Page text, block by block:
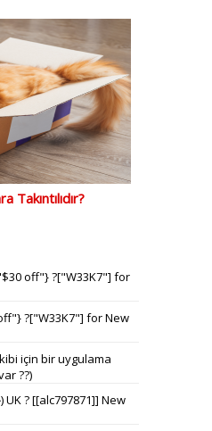
off"} ?["W33K7"] for
?["W33K7"] for New
için bir uygulama
??)
? [[alc797871]] New